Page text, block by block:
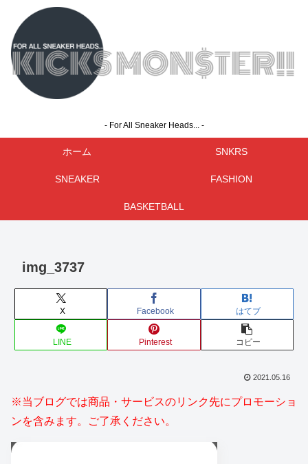
- For All Sneaker Heads... -
ホーム SNKRS
SNEAKER FASHION
BASKETBALL
img_3737
X Facebook はてブ
LINE Pinterest コピー
2021.05.16
※当ブログでは商品・サービスのリンク先にプロモーショ
ンを含みます。ご了承ください。